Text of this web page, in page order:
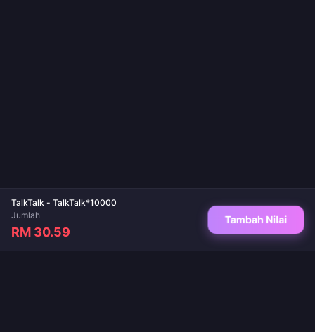
TalkTalk - TalkTalk*10000
Jumlah
RM 30.59
Tambah Nilai